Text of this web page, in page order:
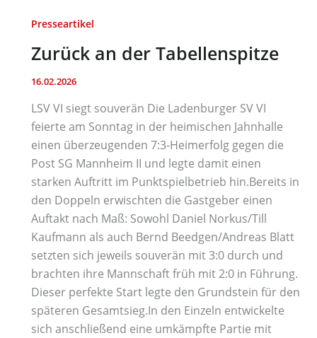
Presseartikel
Zurück an der Tabellenspitze
16.02.2026
LSV VI siegt souverän Die Ladenburger SV VI
feierte am Sonntag in der heimischen Jahnhalle
einen überzeugenden 7:3-Heimerfolg gegen die
Post SG Mannheim II und legte damit einen
starken Auftritt im Punktspielbetrieb hin.Bereits in
den Doppeln erwischten die Gastgeber einen
Auftakt nach Maß: Sowohl Daniel Norkus/Till
Kaufmann als auch Bernd Beedgen/Andreas Blatt
setzten sich jeweils souverän mit 3:0 durch und
brachten ihre Mannschaft früh mit 2:0 in Führung.
Dieser perfekte Start legte den Grundstein für den
späteren Gesamtsieg.In den Einzeln entwickelte
sich anschließend eine umkämpfte Partie mit